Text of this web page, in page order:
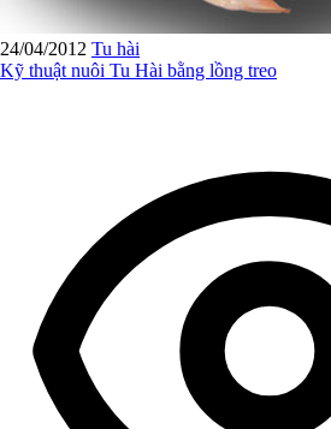
24/04/2012 Tu hài
Kỹ thuật nuôi Tu Hài bằng lồng treo